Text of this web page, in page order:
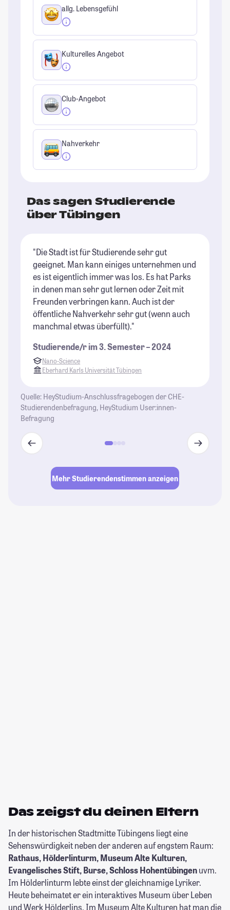
allg. Lebensgefühl
Kulturelles Angebot
Club-Angebot
Nahverkehr
Das sagen Studierende
über Tübingen
"Die Stadt ist für Studierende sehr gut
geeignet. Man kann einiges unternehmen und
es ist eigentlich immer was los. Es hat Parks
in denen man sehr gut lernen oder Zeit mit
Freunden verbringen kann. Auch ist der
öffentliche Nahverkehr sehr gut (wenn auch
manchmal etwas überfüllt)."
Studierende/r im 3. Semester – 2024
Nano-Science
Eberhard Karls Universität Tübingen
Quelle: HeyStudium-Anschlussfragebogen der CHE-
Studierendenbefragung, HeyStudium User:innen-
Befragung
Mehr Studierendenstimmen anzeigen
Das zeigst du deinen Eltern
In der historischen Stadtmitte Tübingens liegt eine
Sehenswürdigkeit neben der anderen auf engstem Raum:
Rathaus, Hölderlinturm, Museum Alte Kulturen,
Evangelisches Stift, Burse, Schloss Hohentübingenuvm.
Im Hölderlinturm lebte einst der gleichnamige Lyriker.
Heute beheimatet er ein interaktives Museum über Leben
und Werk Hölderlins. Im Museum Alte Kulturen hat man die